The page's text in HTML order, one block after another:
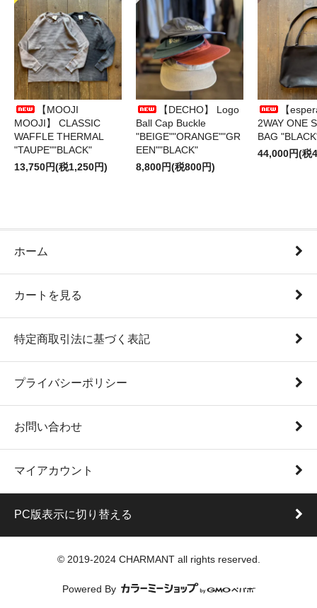
【MOOJI
MOOJI】 CLASSIC
WAFFLE THERMAL
"TAUPE""BLACK"
13,750円(税1,250円)
【DECHO】 Logo
Ball Cap Buckle
"BEIGE""ORANGE""GR
EEN""BLACK"
8,800円(税800円)
【
2WAY ONE
BAG
44,000円(税
ホーム
カートを見る
特定商取引法に基づく表記
プライバシーポリシー
お問い合わせ
マイアカウント
PC版表示に切り替える
© 2019-2024 CHARMANT all rights reserved.
Powered By